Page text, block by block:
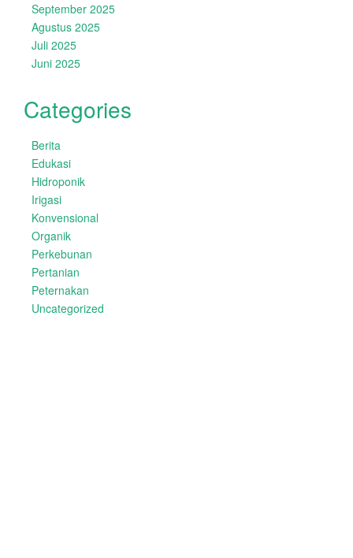
September 2025
Agustus 2025
Juli 2025
Juni 2025
Categories
Berita
Edukasi
Hidroponik
Irigasi
Konvensional
Organik
Perkebunan
Pertanian
Peternakan
Uncategorized